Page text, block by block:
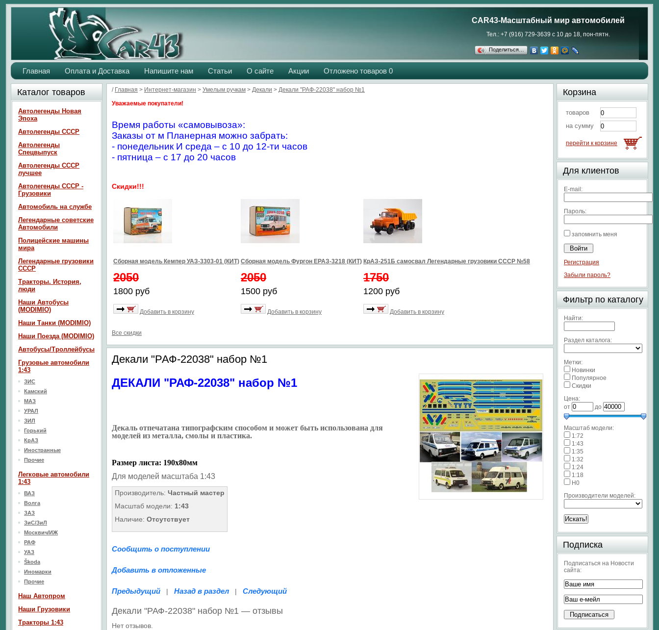
CAR43-Масштабный мир автомобилей
Тел.: +7 (916) 729-3639 с 10 до 18, пон-пятн.
Поделиться…
Главная Оплата и Доставка Напишите нам Статьи О сайте Акции Отложено товаров 0
/ Главная > Интернет-магазин > Умелым ручкам > Декали > Декали "РАФ-22038" набор №1
Уважаемые покупатели!
Время работы «самовывоза»:
Заказы от м Планерная можно забрать:
- понедельник И среда – с 10 до 12-ти часов
- пятница – с 17 до 20 часов
Скидки!!!
Сборная модель Кемпер УАЗ-3303-01 (КИТ)
2050
1800 руб
Добавить в корзину
Сборная модель Фургон ЕРАЗ-3218 (КИТ)
2050
1500 руб
Добавить в корзину
КрАЗ-251Б самосвал Легендарные грузовики СССР №58
1750
1200 руб
Добавить в корзину
Все скидки
Декали "РАФ-22038" набор №1
ДЕКАЛИ "РАФ-22038" набор №1
Декаль отпечатана типографским способом и может быть использована для
моделей из металла, смолы и пластика.
Размер листа: 190х80мм
Для моделей масштаба 1:43
Производитель: Частный мастер
Масштаб модели: 1:43
Наличие: Отсутствует
Сообщить о поступлении
Добавить в отложенные
Предыдущий | Назад в раздел | Следующий
Декали "РАФ-22038" набор №1 — отзывы
Нет отзывов.
Каталог товаров
Автолегенды Новая
Эпоха
Автолегенды СССР
Автолегенды
Спецвыпуск
Автолегенды СССР
лучшее
Автолегенды СССР -
Грузовики
Автомобиль на службе
Легендарные советские
Автомобили
Полицейские машины
мира
Легендарные грузовики
СССР
Тракторы. История,
люди
Наши Автобусы
(MODIMIO)
Наши Танки (MODIMIO)
Наши Поезда (MODIMIO)
Автобусы/Троллейбусы
Грузовые автомобили
1:43
ЗИС
Камский
МАЗ
УРАЛ
ЗИЛ
Горький
КрАЗ
Иностранные
Прочие
Легковые автомобили
1:43
ВАЗ
Волга
ЗАЗ
ЗиС/ЗиЛ
Москвич/ИЖ
РАФ
УАЗ
Škoda
Иномарки
Прочие
Наш Aвтопром
Наши Грузовики
Тракторы 1:43
Корзина
товаров
на сумму
перейти к корзине
Для клиентов
E-mail:
Пароль:
запомнить меня
Регистрация
Забыли пароль?
Фильтр по каталогу
Найти:
Раздел каталога:
Метки:
Новинки
Популярное
Скидки
Цена:
от
до
Масштаб модели:
1:72
1:43
1:35
1:32
1:24
1:18
H0
Производители моделей:
Подписка
Подписаться на Новости
сайта: